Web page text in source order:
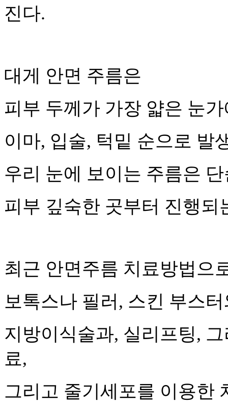
진다.
대게 안면 주름은
피부 두께가 가장 얇은 눈
이마, 입술, 턱밑 순으로 발
우리 눈에 보이는 주름은
피부 깊숙한 곳부터 진행되
최근 안면주름 치료방법으
보톡스나 필러 , 스킨 부스
지방이식술과, 실리프팅,
료,
그리고 줄기세포를 이용한